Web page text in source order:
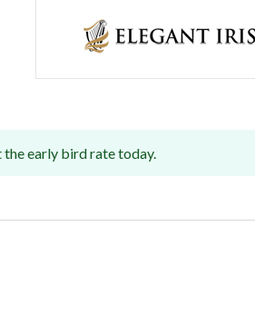
early bird rate today.